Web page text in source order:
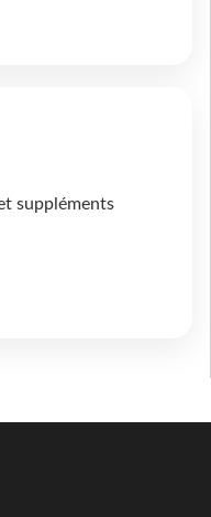
suppléments